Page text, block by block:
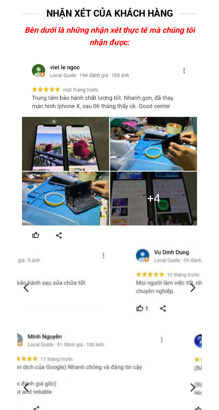
NHẬN XÉT CỦA KHÁCH HÀNG
Bên dưới là những nhận xét thực tế mà chúng tôi
nhận được: